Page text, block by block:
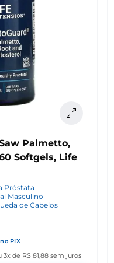
Palmetto,
Softgels, Life
Próstata
Masculino
de Cabelos
no PIX
3x de R$ 81,88 sem juros